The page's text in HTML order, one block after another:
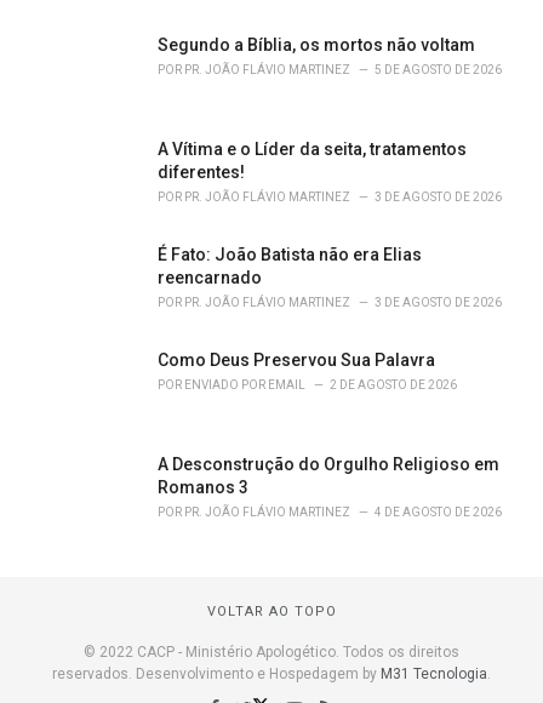
Segundo a Bíblia, os mortos não voltam
POR PR. JOÃO FLÁVIO MARTINEZ 5 DE AGOSTO DE 2026
A Vítima e o Líder da seita, tratamentos
diferentes!
POR PR. JOÃO FLÁVIO MARTINEZ 3 DE AGOSTO DE 2026
É Fato: João Batista não era Elias
reencarnado
POR PR. JOÃO FLÁVIO MARTINEZ 3 DE AGOSTO DE 2026
Como Deus Preservou Sua Palavra
POR ENVIADO POR EMAIL 2 DE AGOSTO DE 2026
A Desconstrução do Orgulho Religioso em
Romanos 3
POR PR. JOÃO FLÁVIO MARTINEZ 4 DE AGOSTO DE 2026
VOLTAR AO TOPO
© 2022 CACP - Ministério Apologético. Todos os direitos
reservados. Desenvolvimento e Hospedagem by M31 Tecnologia.